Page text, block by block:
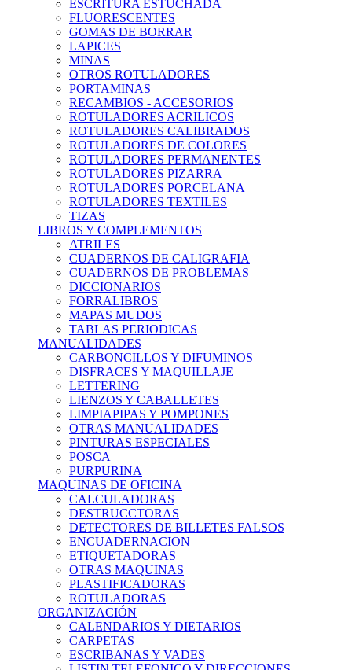
ESCRITURA ESTUCHADA
FLUORESCENTES
GOMAS DE BORRAR
LAPICES
MINAS
OTROS ROTULADORES
PORTAMINAS
RECAMBIOS - ACCESORIOS
ROTULADORES ACRILICOS
ROTULADORES CALIBRADOS
ROTULADORES DE COLORES
ROTULADORES PERMANENTES
ROTULADORES PIZARRA
ROTULADORES PORCELANA
ROTULADORES TEXTILES
TIZAS
LIBROS Y COMPLEMENTOS
ATRILES
CUADERNOS DE CALIGRAFIA
CUADERNOS DE PROBLEMAS
DICCIONARIOS
FORRALIBROS
MAPAS MUDOS
TABLAS PERIODICAS
MANUALIDADES
CARBONCILLOS Y DIFUMINOS
DISFRACES Y MAQUILLAJE
LETTERING
LIENZOS Y CABALLETES
LIMPIAPIPAS Y POMPONES
OTRAS MANUALIDADES
PINTURAS ESPECIALES
POSCA
PURPURINA
MAQUINAS DE OFICINA
CALCULADORAS
DESTRUCCTORAS
DETECTORES DE BILLETES FALSOS
ENCUADERNACION
ETIQUETADORAS
OTRAS MAQUINAS
PLASTIFICADORAS
ROTULADORAS
ORGANIZACIÓN
CALENDARIOS Y DIETARIOS
CARPETAS
ESCRIBANAS Y VADES